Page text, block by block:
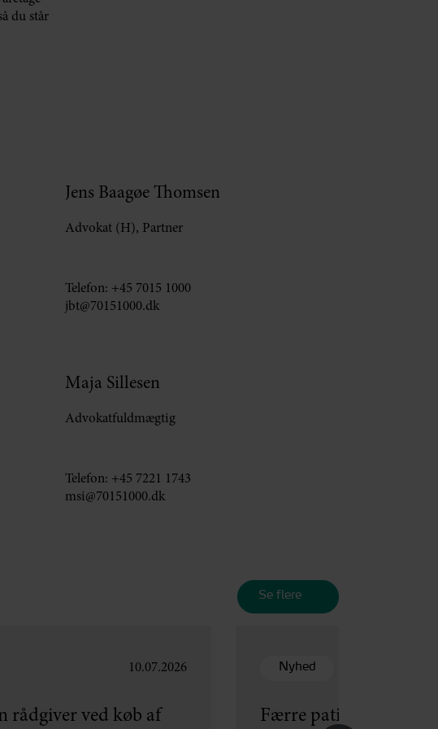
du står
Jens Baagøe Thomsen
Advokat (H), Partner
Telefon: +45 7015 1000
jbt@70151000.dk
Maja Sillesen
Advokatfuldmægtig
Telefon: +45 7221 1743
msi@70151000.dk
Se flere
10.07.2026
rådgiver ved køb af
Nyhed
Færre patienter får